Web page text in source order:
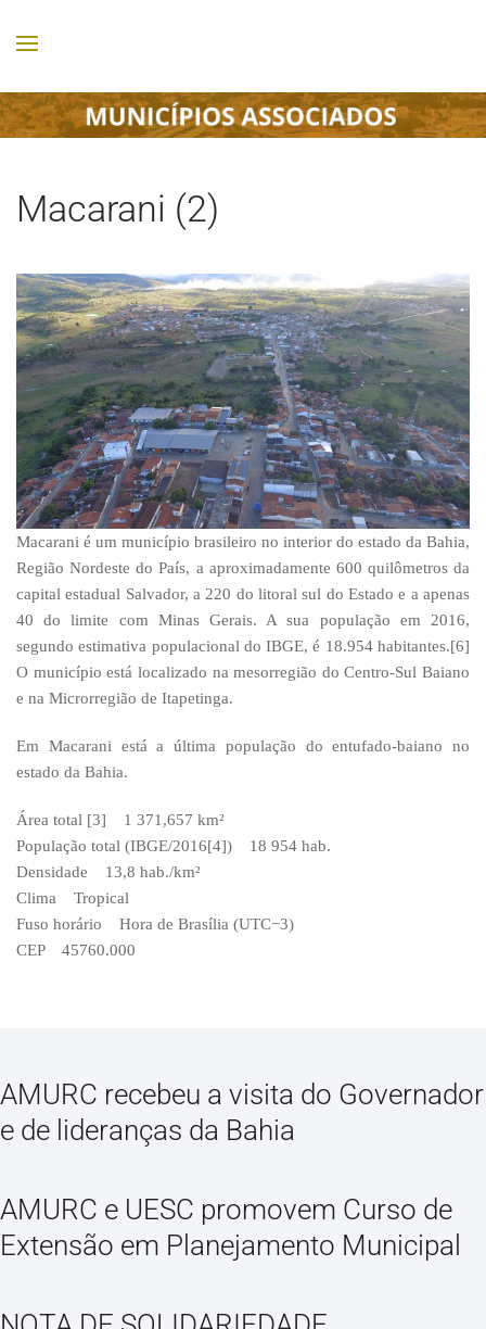
Macarani (2)
Macarani é um município brasileiro no interior do estado da Bahia,
Região Nordeste do País, a aproximadamente 600 quilômetros da
capital estadual Salvador, a 220 do litoral sul do Estado e a apenas
40 do limite com Minas Gerais. A sua população em 2016,
segundo estimativa populacional do IBGE, é 18.954 habitantes.[6]
O município está localizado na mesorregião do Centro-Sul Baiano
e na Microrregião de Itapetinga.
Em Macarani está a última população do entufado-baiano no
estado da Bahia.
Área total [3] 1 371,657 km²
População total (IBGE/2016[4]) 18 954 hab.
Densidade 13,8 hab./km²
Clima Tropical
Fuso horário Hora de Brasília (UTC−3)
CEP 45760.000
AMURC recebeu a visita do Governador
e de lideranças da Bahia
AMURC e UESC promovem Curso de
Extensão em Planejamento Municipal